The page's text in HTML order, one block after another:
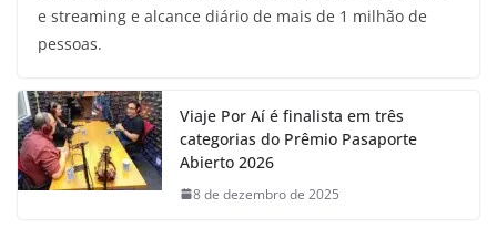
e streaming e alcance diário de mais de 1 milhão de
pessoas.
Viaje Por Aí é finalista em três
categorias do Prêmio Pasaporte
Abierto 2026
8 de dezembro de 2025